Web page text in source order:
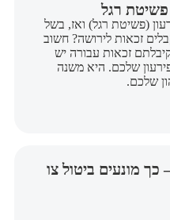
רגל
(פשיטת רגל) ואז, בשל
זכאות לירושה? חשוב
זכאות עבורה יש
שלכם. היא משנה
שלכם.
מונעים ביטול צו